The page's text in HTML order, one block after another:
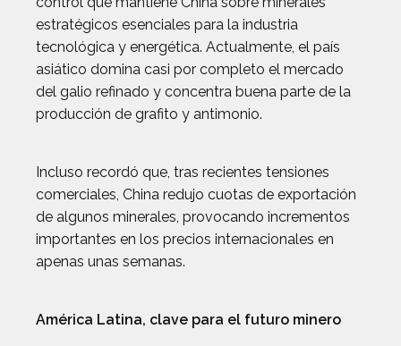
estratégicos esenciales para la industria
tecnológica y energética. Actualmente, el país
asiático domina casi por completo el mercado
del galio refinado y concentra buena parte de la
producción de grafito y antimonio.
Incluso recordó que, tras recientes tensiones
comerciales, China redujo cuotas de exportación
de algunos minerales, provocando incrementos
importantes en los precios internacionales en
apenas unas semanas.
América Latina, clave para el futuro minero